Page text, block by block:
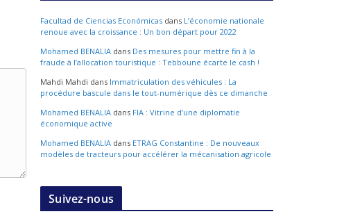
Facultad de Ciencias Económicas dans L’économie nationale
renoue avec la croissance : Un bon départ pour 2022
Mohamed BENALIA dans Des mesures pour mettre fin à la
fraude à l’allocation touristique : Tebboune écarte le cash !
Mahdi Mahdi dans Immatriculation des véhicules : La
procédure bascule dans le tout-numérique dès ce dimanche
Mohamed BENALIA dans FIA : Vitrine d’une diplomatie
économique active
Mohamed BENALIA dans ETRAG Constantine : De nouveaux
modèles de tracteurs pour accélérer la mécanisation agricole
Suivez-nous